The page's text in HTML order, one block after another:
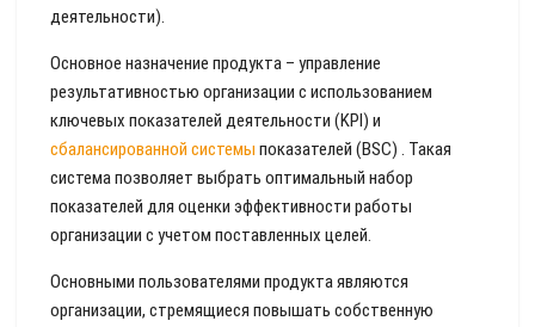
деятельности).
Основное назначение продукта – управление
результативностью организации с использованием
ключевых показателей деятельности (KPI) и
сбалансированной системы показателей (BSC) . Такая
система позволяет выбрать оптимальный набор
показателей для оценки эффективности работы
организации с учетом поставленных целей.
Основными пользователями продукта являются
организации, стремящиеся повышать собственную